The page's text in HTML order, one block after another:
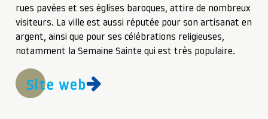
rues pavées et ses églises baroques, attire de nombreux
visiteurs. La ville est aussi réputée pour son artisanat en
argent, ainsi que pour ses célébrations religieuses,
notamment la Semaine Sainte qui est très populaire.
Site web